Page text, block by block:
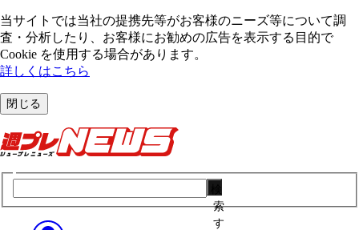
当サイトでは当社の提携先等がお客様のニーズ等について調
査・分析したり、お客様にお勧めの広告を表⽰する⽬的で
Cookie を使⽤する場合があります。
詳しくはこちら
閉じる
索
す